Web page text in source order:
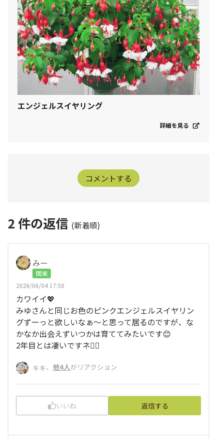
エンジェルスイヤリング
詳細を見る
コメントする
2 件の返信 (新着順)
みー
関東
2026/06/04 17:50
カワイイ💖
みゆさんと同じお色のピンクエンジェルスイヤリン
グずーっと欲しいなぁ〜と思って居るのですが、な
かなか出会えずいつかは育ててみたいです😊
2年目とは凄いですネ👍🏻
キキ、 他4人がリアクション
いいね 返信する